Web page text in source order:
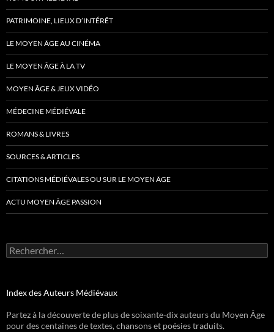
PATRIMOINE, LIEUX D’INTÉRÊT
LE MOYEN ÂGE AU CINÉMA
LE MOYEN ÂGE À LA TV
MOYEN ÂGE & JEUX VIDÉO
MÉDECINE MÉDIÉVALE
ROMANS & LIVRES
SOURCES & ARTICLES
CITATIONS MÉDIÉVALES OU SUR LE MOYEN ÂGE
ACTU MOYEN ÂGE PASSION
Rechercher :
Index des Auteurs Médiévaux
Partez à la découverte de plus de soixante-dix auteurs du Moyen Âge
pour des centaines de textes, chansons et poésies traduits.